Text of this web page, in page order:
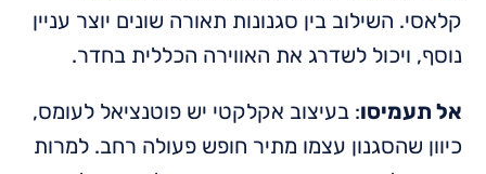
קלאסי. השילוב בין סגנונות תאורה שונים יוצר עניין
נוסף, ויכול לשדרג את האווירה הכללית בחדר.
אל תעמיסו: בעיצוב אקלקטי יש פוטנציאל לעומס,
כיוון שהסגנון עצמו מתיר חופש פעולה רחב. למרות